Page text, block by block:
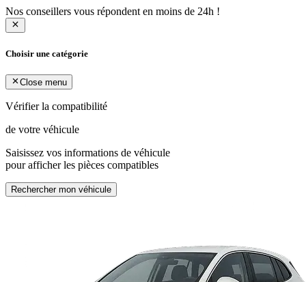
Nos conseillers vous répondent en moins de 24h !
Choisir une catégorie
Close menu
Vérifier la compatibilité
de votre véhicule
Saisissez vos informations de véhicule
pour afficher les pièces compatibles
Rechercher mon véhicule